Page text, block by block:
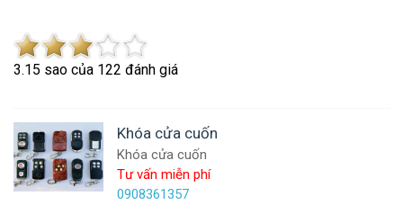
3.15 sao của 122 đánh giá
Khóa cửa cuốn
Khóa cửa cuốn
Tư vấn miễn phí
0908361357